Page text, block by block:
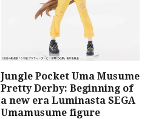
Jungle Pocket Uma Musume
Pretty Derby: Beginning of
a new era Luminasta SEGA
Umamusume figure